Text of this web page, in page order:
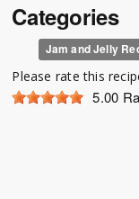
Categories
Jam and Jelly
Please rate this
5.00